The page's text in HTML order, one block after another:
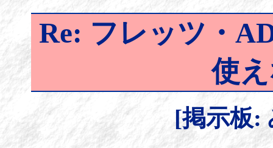
Re: フレッツ・
使
[掲示板: